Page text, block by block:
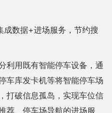
数据+进场服务，节约搜
利用既有智能停车设备，通
车库发卡机等将智能停车场
打破信息孤岛，实现车位信
荐、停车场导航的进场服